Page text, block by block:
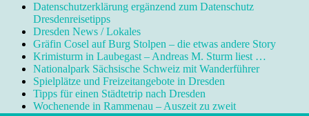
Datenschutzerklärung ergänzend zum Datenschutz
Dresdenreisetipps
Dresden News / Lokales
Gräfin Cosel auf Burg Stolpen – die etwas andere Story
Krimisturm in Laubegast – Andreas M. Sturm liest …
Nationalpark Sächsische Schweiz mit Wanderführer
Spielplätze und Freizeitangebote in Dresden
Tipps für einen Städtetrip nach Dresden
Wochenende in Rammenau – Auszeit zu zweit